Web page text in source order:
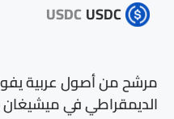
USDC
USDC
مرشح من أصول عربية يفوز
الديمقراطي في ميشيغان